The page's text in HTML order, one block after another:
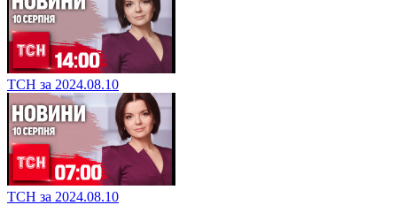
ТСН за 2024.08.10
ТСН за 2024.08.10